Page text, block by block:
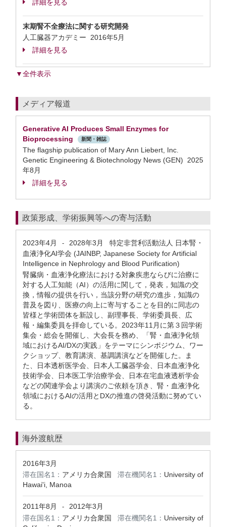
詳細を見る
末期腎不全療法に関する研究開発
人工臓器アカデミー 2016年5月
詳細を見る
▼全件表示
メディア報道
Generative AI Produces Small Enzymes for
Bioprocessing
新聞・雑誌
The flagship publication of Mary Ann Liebert, Inc.
Genetic Engineering & Biotechnology News (GEN) 2025
年8月
詳細を見る
政策形成、学術振興等への寄与活動
2023年4月 - 2028年3月
特定非営利活動法人 日本腎・
血液浄化AI学会 (JAINBP, Japanese Society for Artificial
Intelligence in Nephrology and Blood Purification)
腎臓病・血液浄化療法における対象疾患ならびに治療に
対する人工知能（AI）の活用に関して，発表，知識の交
換，情報の提供を行い，当該分野の研究の進歩，知識の
普及を図り、医療の向上に寄与することを目的に同志の
皆様と学術団体を新設し、副理事長、学術委員長、広
報・編集委員を拝命している。2023年11月に第３回学術
集会・総会を開催し、大会長を務め、「腎・血液浄化領
域におけるAI/DXの実践」をテーマにシンポジウム、ワー
クショップ、教育講演、基調講演などを開催した。ま
た、日本透析医学会、日本人工臓器学会、日本血液浄化
技術学会、日本医工学治療学会、日本在宅血液透析学会
などの関連学会より講演のご依頼を頂き、腎・血液浄化
領域におけるAIの活用とDXの推進の啓発活動に努めてい
る。
海外渡航歴
2016年3月
滞在国名1： アメリカ合衆国 滞在機関名1： University of
Hawai'i, Manoa
2011年8月 -
2012年3月
滞在国名1： アメリカ合衆国 滞在機関名1： University of